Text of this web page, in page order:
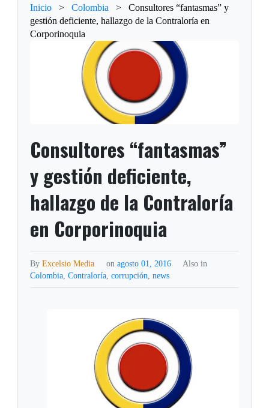
Inicio > Colombia >
Consultores “fantasmas” y
gestión deficiente, hallazgo de la Contraloría en
Corporinoquia
Consultores “fantasmas”
y gestión deficiente,
hallazgo de la Contraloría
en Corporinoquia
ByExcelsio Media on agosto 01, 2016
Also in
Colombia,Contraloría,corrupción,news